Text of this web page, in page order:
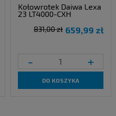
Kołowrotek Daiwa Lexa
23 LT4000-CXH
659,99 zł
831,00 zł
- +
DO KOSZYKA